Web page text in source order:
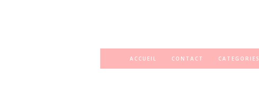
ACCUEIL CONTACT CATEGORIES